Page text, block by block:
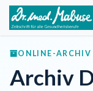
Zum Inhalt springen
ONLINE-ARCHIV
Archiv